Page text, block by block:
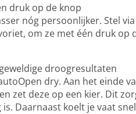
druk op de knop
nóg persoonlijker. Stel
om ze met één druk op
droogresultaten
dry. Aan het einde
zet deze op een kier. Dit
Daarnaast koelt je vaat